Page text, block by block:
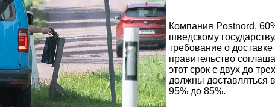
Компания Postnord,
шведскому
требование о
правительство
этот срок с двух до
должны доставляться
95% до 85%.